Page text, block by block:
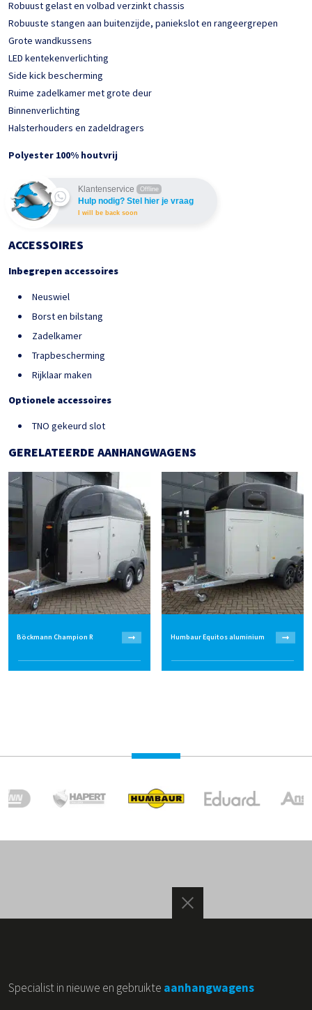
Robuust gelast en volbad verzinkt chassis
Robuuste stangen aan buitenzijde, paniekslot en rangeergrepen
Grote wandkussens
LED kentekenverlichting
Side kick bescherming
Ruime zadelkamer met grote deur
Binnenverlichting
Halsterhouders en zadeldragers
Polyester 100% houtvrij
Klantenservice Offline
Hulp nodig? Stel hier je vraag
I will be back soon
ACCESSOIRES
Inbegrepen accessoires
Neuswiel
Borst en bilstang
Zadelkamer
Trapbescherming
Rijklaar maken
Optionele accessoires
TNO gekeurd slot
GERELATEERDE AANHANGWAGENS
Böckmann Champion R Humbaur Equitos aluminium
Specialist in nieuwe en gebruikte aanhangwagens